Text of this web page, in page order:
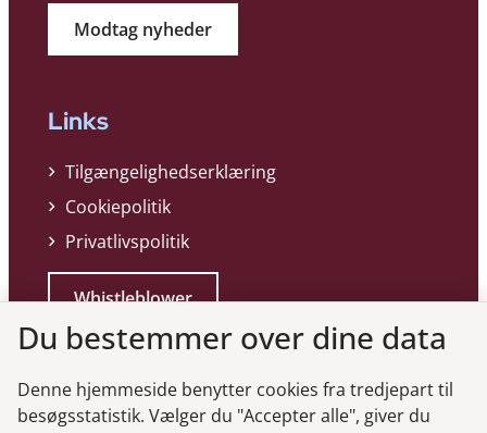
Modtag nyheder
Links
Tilgængelighedserklæring
Cookiepolitik
Privatlivspolitik
Whistleblower
Du bestemmer over dine data
Denne hjemmeside benytter cookies fra tredjepart til
besøgsstatistik. Vælger du "Accepter alle", giver du